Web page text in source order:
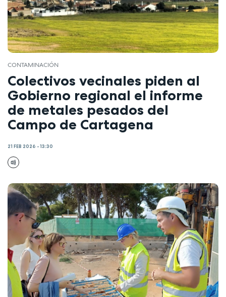
CONTAMINACIÓN
Colectivos vecinales piden al
Gobierno regional el informe
de metales pesados del
Campo de Cartagena
21 FEB 2026 - 13:30